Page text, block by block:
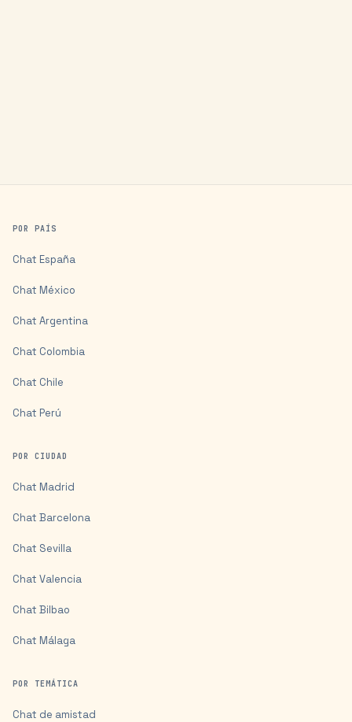
POR PAÍS
Chat España
Chat México
Chat Argentina
Chat Colombia
Chat Chile
Chat Perú
POR CIUDAD
Chat Madrid
Chat Barcelona
Chat Sevilla
Chat Valencia
Chat Bilbao
Chat Málaga
POR TEMÁTICA
Chat de amistad